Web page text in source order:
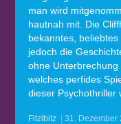
man wird
hautnah mit. Die
bekanntes,
jedoch die
ohne
welches perfides
dieser Psychothriller
Fitzibitz 31. Dezember